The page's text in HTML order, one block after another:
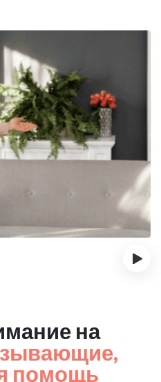
›
на
помощь